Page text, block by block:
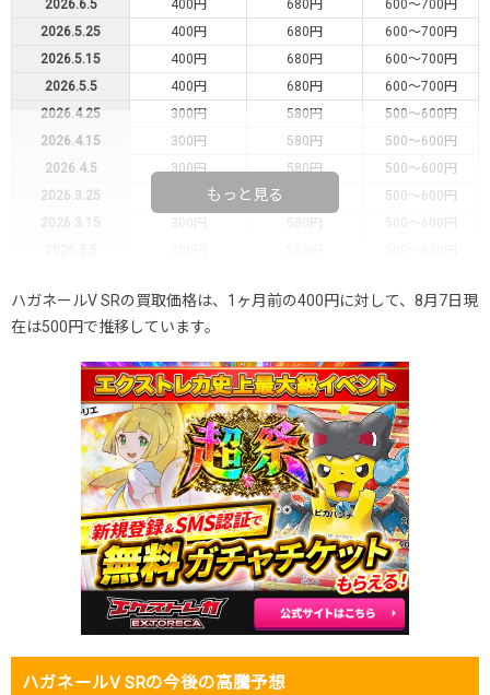
2026.6.5
400円 680円
600～700円
2026.5.25
400円 680円
600～700円
2026.5.15
400円 680円
600～700円
2026.5.5
400円 680円
600～700円
2026.4.25
300円 580円
500～600円
2026.4.15
300円 580円
500～600円
2026.4.5
300円 580円
500～600円
2026.3.25
500～600円
2026.3.15
300円 580円
500～600円
2026.2.15
300円 580円
500～600円
2026.2.5
300円
2026.1.25
300円 580円
500～600円
2026.1.15
300円 580円
500～600円
2026.1.5
300円 580円
500～600円
2025.12.25
300円 580円
500～600円
2025.12.15
300円 580円
500～600円
2025.12.5
300円 580円
500～600円
2025.11.25
300円 580円
500～600円
2025.11.15
300円 580円
500～600円
2025.11.5
300円 580円
500～600円
300円 580円
500～600円
発売日初動
-円 -円
もっと見る
ハガネールV SRの買取価格は、1ヶ月前の400円に対して、8月7日現
在は500円で推移しています。
ハガネールV SRの今後の高騰予想